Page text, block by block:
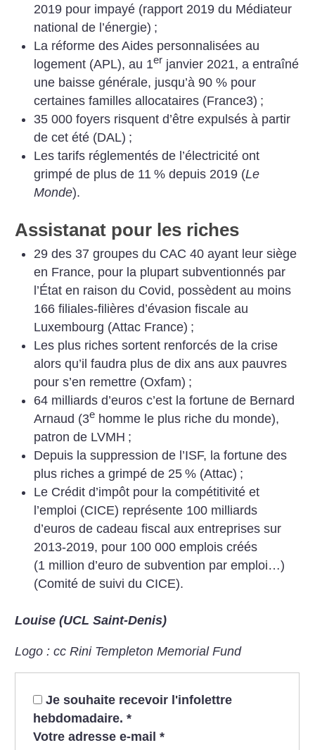
2019 pour impayé (rapport 2019 du Médiateur
national de l’énergie) ;
La réforme des Aides personnalisées au
logement (APL), au 1er janvier 2021, a entraîné
une baisse générale, jusqu’à 90 % pour
certaines familles allocataires (France3) ;
35 000 foyers risquent d’être expulsés à partir
de cet été (DAL) ;
Les tarifs réglementés de l’électricité ont
grimpé de plus de 11 % depuis 2019 (Le
Monde).
Assistanat pour les riches
29 des 37 groupes du CAC 40 ayant leur siège
en France, pour la plupart subventionnés par
l’État en raison du Covid, possèdent au moins
166 filiales-filières d’évasion fiscale au
Luxembourg (Attac France) ;
Les plus riches sortent renforcés de la crise
alors qu’il faudra plus de dix ans aux pauvres
pour s’en remettre (Oxfam) ;
64 milliards d’euros c’est la fortune de Bernard
Arnaud (3ehomme le plus riche du monde),
patron de LVMH ;
Depuis la suppression de l’ISF, la fortune des
plus riches a grimpé de 25 % (Attac) ;
Le Crédit d’impôt pour la compétitivité et
l’emploi (CICE) représente 100 milliards
d’euros de cadeau fiscal aux entreprises sur
2013-2019, pour 100 000 emplois créés
(1 million d’euro de subvention par emploi…)
(Comité de suivi du CICE).
Louise (UCL Saint-Denis)
Logo : cc Rini Templeton Memorial Fund
Je souhaite recevoir l'infolettre
hebdomadaire. *
Votre adresse e-mail *